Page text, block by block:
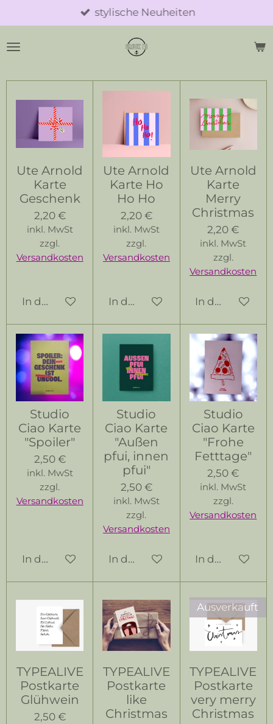
Hauptinhalt
springen
stylische Neuheiten
Ute Arnold
Karte
Geschenk
2,20 €
inkl. MwSt
zzgl.
Versandkosten
In den Warenkorb
Ute Arnold
Karte Ho
Ho Ho
2,20 €
inkl. MwSt
zzgl.
Versandkosten
In den Warenkorb
Ute Arnold
Karte
Merry
Christmas
2,20 €
inkl. MwSt
zzgl.
Versandkosten
In den
Studio
Ciao Karte
"Spoiler"
2,50 €
inkl. MwSt
zzgl.
Versandkosten
In den Warenkorb
Studio
Ciao Karte
"Außen
pfui, innen
pfui"
2,50 €
inkl. MwSt
zzgl.
Versandkosten
In den Warenkorb
Studio
Ciao Karte
"Frohe
Fetttage"
2,50 €
inkl. MwSt
zzgl.
Versandkosten
In den
TYPEALIVE
Postkarte
Glühwein
2,50 €
TYPEALIVE
Postkarte
like
Christmas
Ausverkauft
TYPEALIVE
Postkarte
very merry
Christmas